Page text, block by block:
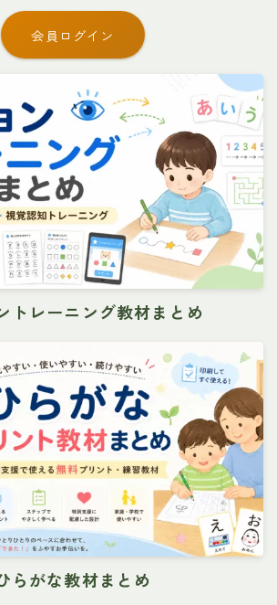
会員ログイン
トレーニング教材まとめ
らがな教材まとめ